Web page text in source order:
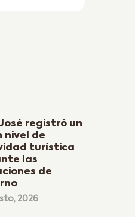
registró un
nivel de
turística
las
de
2026